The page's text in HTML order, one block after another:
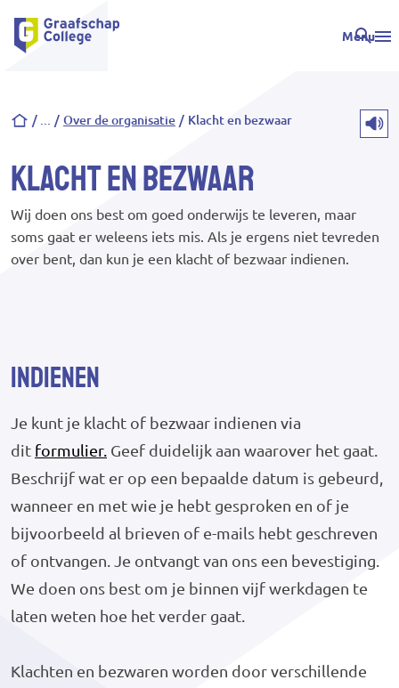
Menu
Kruimelpad
Over de organisatie Klacht en bezwaar
Klacht en bezwaar
Wij doen ons best om goed onderwijs te leveren, maar
soms gaat er weleens iets mis. Als je ergens niet tevreden
over bent, dan kun je een klacht of bezwaar indienen.
Indienen
Je kunt je klacht of bezwaar indienen via
dit formulier. Geef duidelijk aan waarover het gaat.
Beschrijf wat er op een bepaalde datum is gebeurd,
wanneer en met wie je hebt gesproken en of je
bijvoorbeeld al brieven of e-mails hebt geschreven
of ontvangen. Je ontvangt van ons een bevestiging.
We doen ons best om je binnen vijf werkdagen te
laten weten hoe het verder gaat.
Klachten en bezwaren worden door verschillende